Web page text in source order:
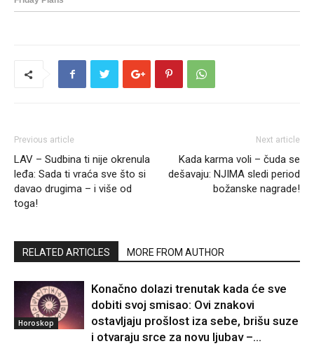
Previous article
LAV – Sudbina ti nije okrenula
leđa: Sada ti vraća sve što si
davao drugima – i više od
toga!
Next article
Kada karma voli – čuda se
dešavaju: NJIMA sledi period
božanske nagrade!
RELATED ARTICLES MORE FROM AUTHOR
Horoskop
Konačno dolazi trenutak kada će sve
dobiti svoj smisao: Ovi znakovi
ostavljaju prošlost iza sebe, brišu suze
i otvaraju srce za novu ljubav –...